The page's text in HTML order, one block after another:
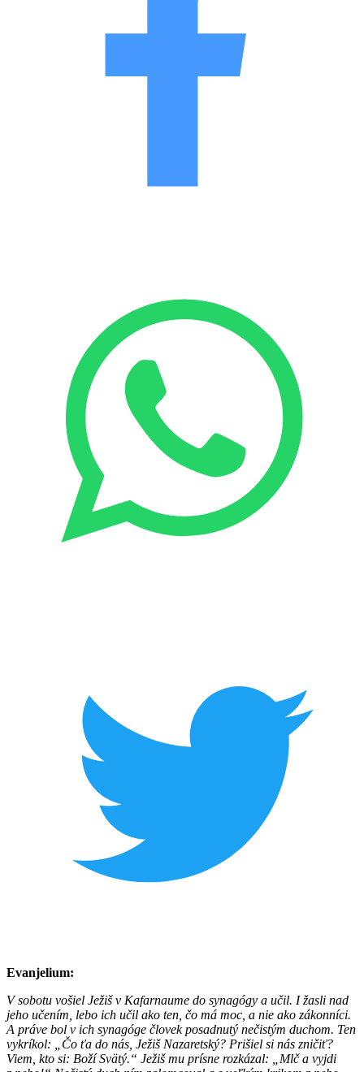
Evanjelium:
V sobotu vošiel Ježiš v Kafarnaume do synagógy a učil. I žasli nad
jeho učením, lebo ich učil ako ten, čo má moc, a nie ako zákonníci.
A práve bol v ich synagóge človek posadnutý nečistým duchom. Ten
vykríkol: „Čo ťa do nás, Ježiš Nazaretský? Prišiel si nás zničiť?
Viem, kto si: Boží Svätý.“ Ježiš mu prísne rozkázal: „Mlč a vyjdi